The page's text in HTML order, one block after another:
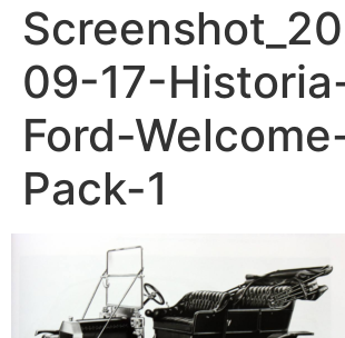
09-17-
Ford-
Pack-1